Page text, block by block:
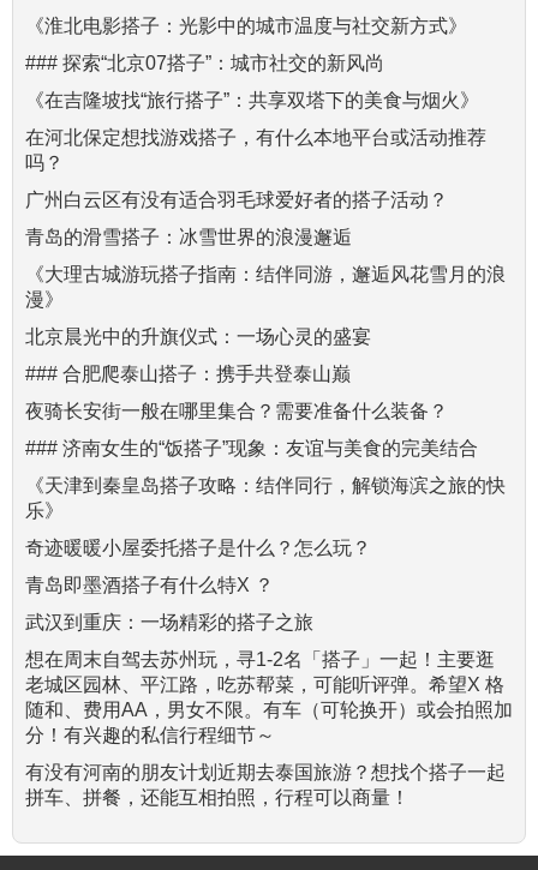
《淮北电影搭子：光影中的城市温度与社交新方式》
### 探索“北京07搭子”：城市社交的新风尚
《在吉隆坡找“旅行搭子”：共享双塔下的美食与烟火》
在河北保定想找游戏搭子，有什么本地平台或活动推荐
吗？
广州白云区有没有适合羽毛球爱好者的搭子活动？
青岛的滑雪搭子：冰雪世界的浪漫邂逅
《大理古城游玩搭子指南：结伴同游，邂逅风花雪月的浪
漫》
北京晨光中的升旗仪式：一场心灵的盛宴
### 合肥爬泰山搭子：携手共登泰山巅
夜骑长安街一般在哪里集合？需要准备什么装备？
### 济南女生的“饭搭子”现象：友谊与美食的完美结合
《天津到秦皇岛搭子攻略：结伴同行，解锁海滨之旅的快
乐》
奇迹暖暖小屋委托搭子是什么？怎么玩？
青岛即墨酒搭子有什么特X ？
武汉到重庆：一场精彩的搭子之旅
想在周末自驾去苏州玩，寻1-2名「搭子」一起！主要逛
老城区园林、平江路，吃苏帮菜，可能听评弹。希望X 格
随和、费用AA，男女不限。有车（可轮换开）或会拍照加
分！有兴趣的私信行程细节～
有没有河南的朋友计划近期去泰国旅游？想找个搭子一起
拼车、拼餐，还能互相拍照，行程可以商量！